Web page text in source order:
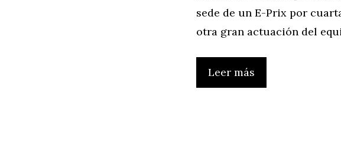
sede de un E-Prix por
otra gran actuación del
Leer más